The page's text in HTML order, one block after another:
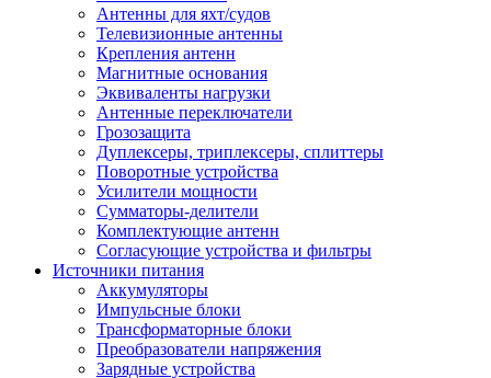
Антенны для яхт/судов
Телевизионные антенны
Крепления антенн
Магнитные основания
Эквиваленты нагрузки
Антенные переключатели
Грозозащита
Дуплексеры, триплексеры, сплиттеры
Поворотные устройства
Усилители мощности
Сумматоры-делители
Комплектующие антенн
Согласующие устройства и фильтры
Источники питания
Аккумуляторы
Импульсные блоки
Трансформаторные блоки
Преобразователи напряжения
Зарядные устройства